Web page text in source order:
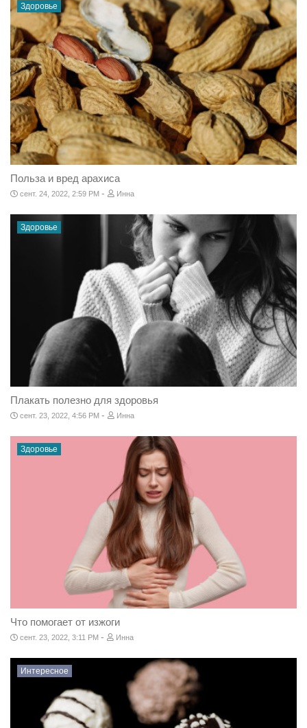
Здоровье
Польза и вред арахиса
сент. 24, 2022, 2:59 PM - Инна
Здоровье
Плакать полезно для здоровья
сент. 23, 2022, 4:56 PM - Инна
Здоровье
Что помогает от изжоги
сент. 23, 2022, 3:11 PM - Инна
Интересное